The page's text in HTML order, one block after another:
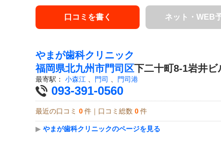
口コミを書く ネット・WEB
やまが歯科クリニック
福岡県北九州市門司区下二十町8-1岩井ビ
最寄駅： 小森江 、 門司 、 門司港
093-391-0560
最近の口コミ 0 件｜口コミ総数 0 件
▶ やまが歯科クリニックのページを見る